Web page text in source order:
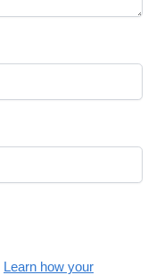
Learn how your